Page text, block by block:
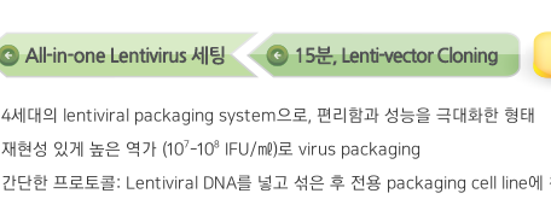
4세대의 lentiviral packaging system으로, 편리함과 성능을 극대화한 형태
재현성 있게 높은 역가 (107-108 IFU/㎖)로 virus packaging
간단한 프로토콜: Lentiviral DNA를 넣고 섞은 후 전용 packaging cell line